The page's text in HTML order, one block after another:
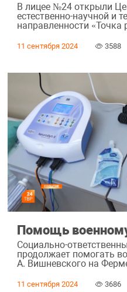
В лицее №24 открыли
естественно-научной и
направленности «Точка
11 сентября 2024 3588
Помощь
Социально-
продолжает помогать
А. Вишневского на
11 сентября 2024 3686